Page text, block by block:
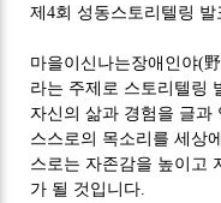
제4회 성동스토리텔링
마을이신나는장애인야(
라는 주제로 스토리텔링
자신의 삶과 경험을 글과
스스로의 목소리를 세상
스로는 자존감을 높이고
가 될 것입니다.